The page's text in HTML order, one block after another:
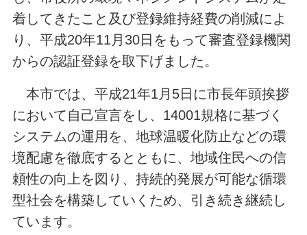
着してきたこと及び登録維持経費の削減によ
り、平成20年11月30日をもって審査登録機関
からの認証登録を取下げました。
本市では、平成21年1月5日に市長年頭挨拶
において自己宣言をし、14001規格に基づく
システムの運用を、地球温暖化防止などの環
境配慮を徹底するとともに、地域住民への信
頼性の向上を図り、持続的発展が可能な循環
型社会を構築していくため、引き続き継続し
ています。